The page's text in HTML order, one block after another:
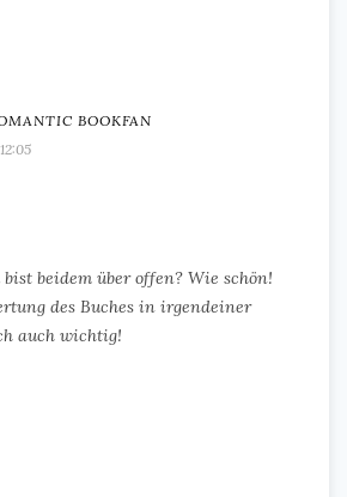
BOOKFAN
beidem über offen? Wie schön!
des Buches in irgendeiner
auch wichtig!